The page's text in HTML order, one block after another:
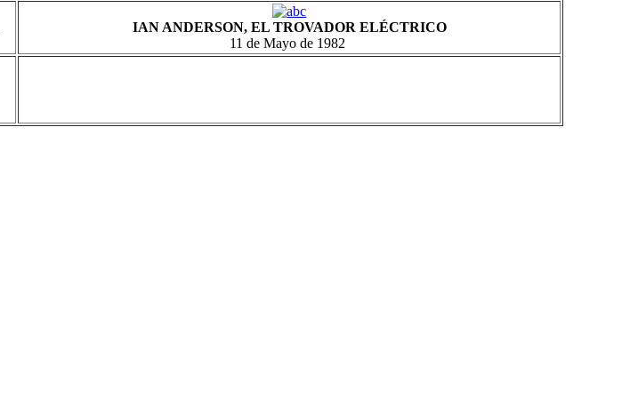
IAN ANDERSON, EL TROVADOR ELÉCTRICO
11 de Mayo de 1982